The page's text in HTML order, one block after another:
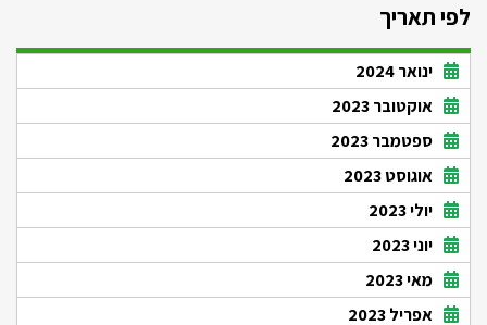
לפי תאריך
ינואר 2024
אוקטובר 2023
ספטמבר 2023
אוגוסט 2023
יולי 2023
יוני 2023
מאי 2023
אפריל 2023